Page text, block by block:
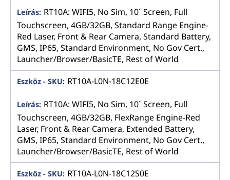
RT10A: WIFI5, No Sim, 10´ Screen, Full
Touchscreen, 4GB/32GB, Standard Range Engine-
Red Laser, Front & Rear Camera, Standard Battery,
GMS, IP65, Standard Environment, No Gov Cert.,
Launcher/Browser/BasicTE, Rest of World
RT10A-L0N-18C12E0E
RT10A: WIFI5, No Sim, 10´ Screen, Full
Touchscreen, 4GB/32GB, FlexRange Engine-Red
Laser, Front & Rear Camera, Extended Battery,
GMS, IP65, Standard Environment, No Gov Cert.,
Launcher/Browser/BasicTE, Rest of World
RT10A-L0N-18C12S0E